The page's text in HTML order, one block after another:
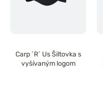
Carp ´R´ Us Šiltovka s
vyšívaným logom